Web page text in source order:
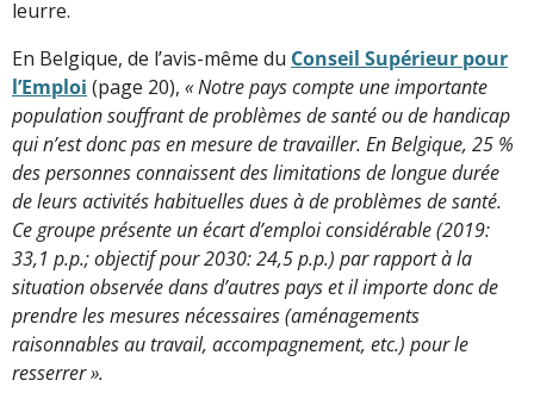
leurre.
En Belgique, de l’avis-même du Conseil Supérieur pour
l’Emploi (page 20), « Notre pays compte une importante
population souffrant de problèmes de santé ou de handicap
qui n’est donc pas en mesure de travailler. En Belgique, 25 %
des personnes connaissent des limitations de longue durée
de leurs activités habituelles dues à de problèmes de santé.
Ce groupe présente un écart d’emploi considérable (2019:
33,1 p.p.; objectif pour 2030: 24,5 p.p.) par rapport à la
situation observée dans d’autres pays et il importe donc de
prendre les mesures nécessaires (aménagements
raisonnables au travail, accompagnement, etc.) pour le
resserrer ».